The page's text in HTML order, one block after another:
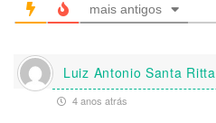
mais antigos
Luiz Antonio Santa Ritta
4 anos atrás